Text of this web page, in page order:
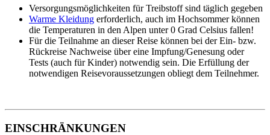
Versorgungsmöglichkeiten für Treibstoff sind täglich gegeben
Warme Kleidung erforderlich, auch im Hochsommer können
die Temperaturen in den Alpen unter 0 Grad Celsius fallen!
Für die Teilnahme an dieser Reise können bei der Ein- bzw.
Rückreise Nachweise über eine Impfung/Genesung oder
Tests (auch für Kinder) notwendig sein. Die Erfüllung der
notwendigen Reisevoraussetzungen obliegt dem Teilnehmer.
EINSCHRÄNKUNGEN